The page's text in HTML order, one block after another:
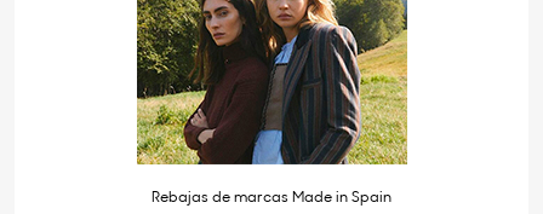
Rebajas de marcas Made in Spain